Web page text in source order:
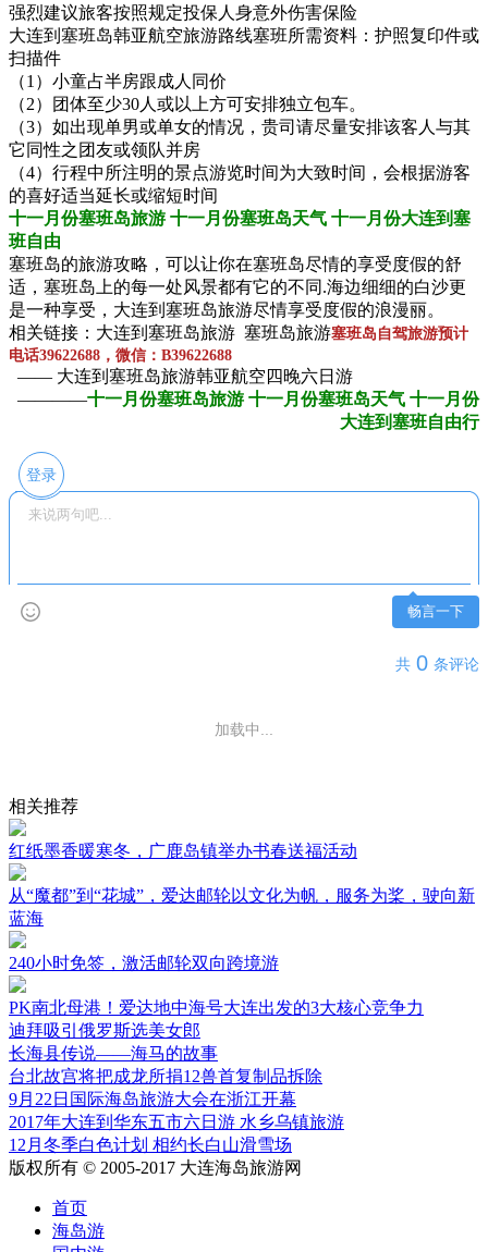
强烈建议旅客按照规定投保人身意外伤害保险
大连到塞班岛韩亚航空旅游路线塞班所需资料：护照复印件或
扫描件
（1）小童占半房跟成人同价
（2）团体至少30人或以上方可安排独立包车。
（3）如出现单男或单女的情况，贵司请尽量安排该客人与其
它同性之团友或领队并房
（4）行程中所注明的景点游览时间为大致时间，会根据游客
的喜好适当延长或缩短时间
十一月份塞班岛旅游 十一月份塞班岛天气 十一月份大连到塞
班自由
塞班岛的旅游攻略，可以让你在塞班岛尽情的享受度假的舒
适，塞班岛上的每一处风景都有它的不同.海边细细的白沙更
是一种享受，大连到塞班岛旅游尽情享受度假的浪漫丽。
相关链接：大连到塞班岛旅游 塞班岛旅游塞班岛自驾旅游预计
电话39622688，微信：B39622688
—— 大连到塞班岛旅游韩亚航空四晚六日游
————十一月份塞班岛旅游 十一月份塞班岛天气 十一月份
大连到塞班自由行
登录
畅言一下
共 0 条评论
加载中...
相关推荐
红纸墨香暖寒冬，广鹿岛镇举办书春送福活动
从“魔都”到“花城”，爱达邮轮以文化为帆，服务为桨，驶向新
蓝海
240小时免签，激活邮轮双向跨境游
PK南北母港！爱达地中海号大连出发的3大核心竞争力
迪拜吸引俄罗斯选美女郎
长海县传说——海马的故事
台北故宫将把成龙所捐12兽首复制品拆除
9月22日国际海岛旅游大会在浙江开幕
2017年大连到华东五市六日游 水乡乌镇旅游
12月冬季白色计划 相约长白山滑雪场
版权所有 © 2005-2017 大连海岛旅游网
首页
海岛游